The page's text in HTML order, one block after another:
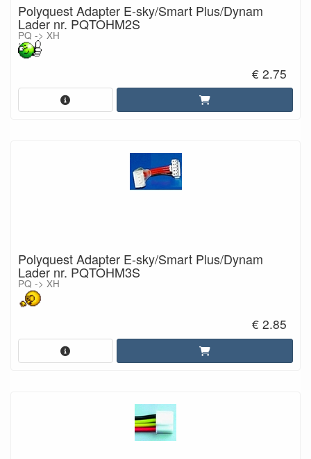
Polyquest Adapter E-sky/Smart Plus/Dynam
Lader nr. PQTOHM2S
PQ -> XH
€ 2.75
Polyquest Adapter E-sky/Smart Plus/Dynam
Lader nr. PQTOHM3S
PQ -> XH
€ 2.85